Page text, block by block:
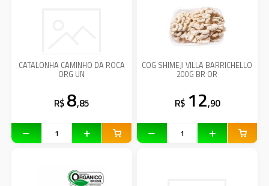
CATALONHA CAMINHO DA ROCA
ORG UN
R$ 8,85
COG SHIMEJI VILLA BARRICHELLO
200G BR OR
R$ 12,90